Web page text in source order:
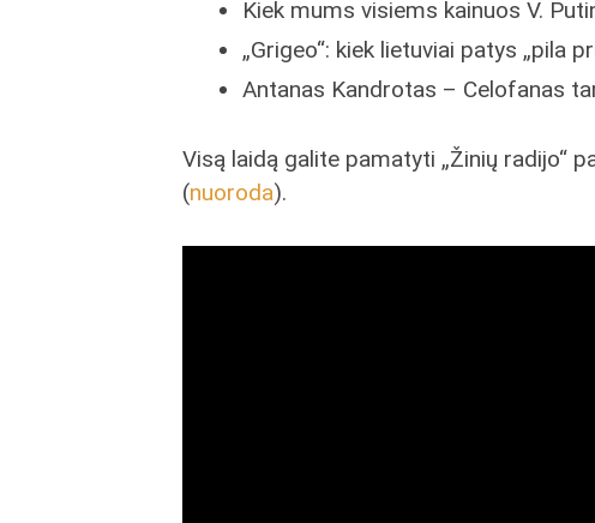
Kiek mums visiems kainuos V.
„Grigeo“: kiek lietuviai patys „pila
Antanas Kandrotas – Celofanas
Visą laidą galite pamatyti „Žinių radijo“
(nuoroda).